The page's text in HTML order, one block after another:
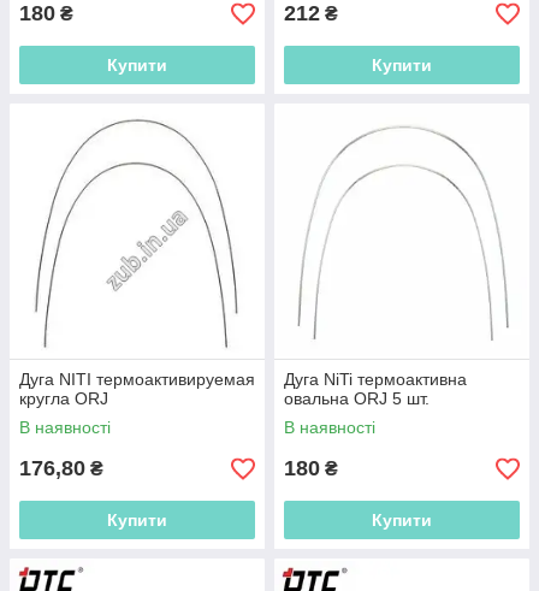
180 ₴
Купити
212 ₴
Купити
Дуга NITI термоактивируемая
кругла ORJ
В наявності
176,80 ₴
Купити
Дуга NiTi термоактивна
овальна ORJ 5 шт.
В наявності
180 ₴
Купити